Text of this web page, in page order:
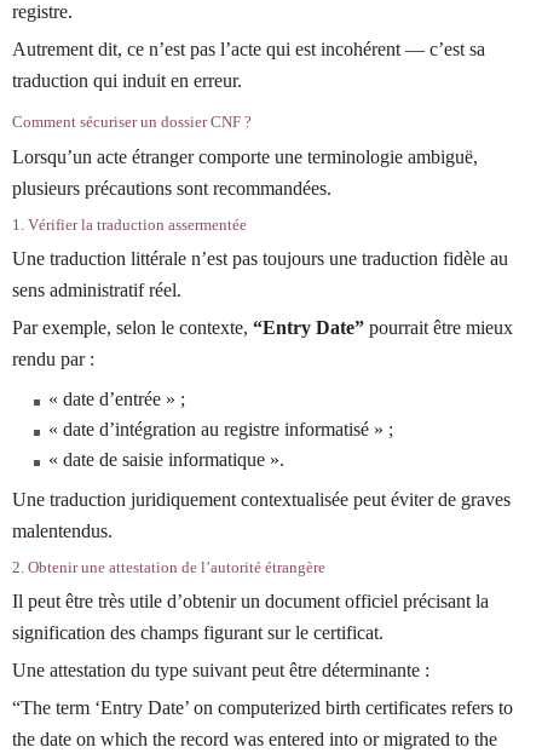
registre.
Autrement dit, ce n’est pas l’acte qui est incohérent — c’est sa
traduction qui induit en erreur.
Comment sécuriser un dossier CNF ?
Lorsqu’un acte étranger comporte une terminologie ambiguë,
plusieurs précautions sont recommandées.
1. Vérifier la traduction assermentée
Une traduction littérale n’est pas toujours une traduction fidèle au
sens administratif réel.
Par exemple, selon le contexte, “Entry Date” pourrait être mieux
rendu par :
« date d’entrée » ;
« date d’intégration au registre informatisé » ;
« date de saisie informatique ».
Une traduction juridiquement contextualisée peut éviter de graves
malentendus.
2. Obtenir une attestation de l’autorité étrangère
Il peut être très utile d’obtenir un document officiel précisant la
signification des champs figurant sur le certificat.
Une attestation du type suivant peut être déterminante :
“The term ‘Entry Date’ on computerized birth certificates refers to
the date on which the record was entered into or migrated to the